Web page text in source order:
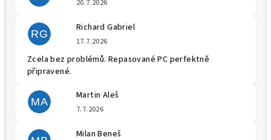
20.7.2026
RG
Richard Gabriel
17.7.2026
Zcela bez problémů. Repasované PC perfektně
připravené.
MA
Martin Aleš
7.7.2026
Milan Beneš